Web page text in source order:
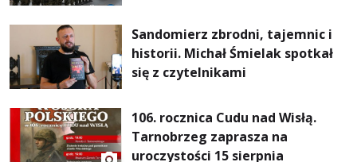
Sandomierz zbrodni, tajemnic i
historii. Michał Śmielak spotkał
się z czytelnikami
106. rocznica Cudu nad Wisłą.
Tarnobrzeg zaprasza na
uroczystości 15 sierpnia